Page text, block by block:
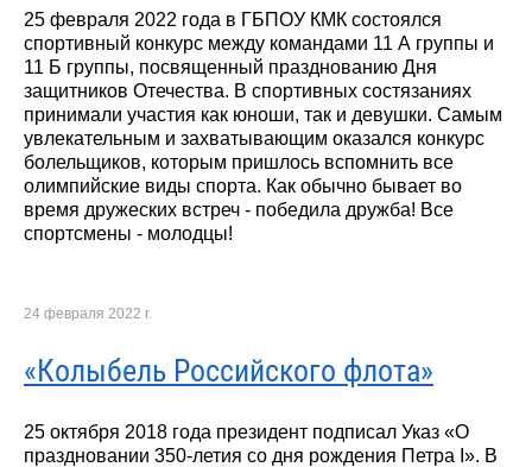
25 февраля 2022 года в ГБПОУ КМК состоялся
спортивный конкурс между командами 11 А группы и
11 Б группы, посвященный празднованию Дня
защитников Отечества. В спортивных состязаниях
принимали участия как юноши, так и девушки. Самым
увлекательным и захватывающим оказался конкурс
болельщиков, которым пришлось вспомнить все
олимпийские виды спорта. Как обычно бывает во
время дружеских встреч - победила дружба! Все
спортсмены - молодцы!
24 февраля 2022 г.
«Колыбель Российского флота»
25 октября 2018 года президент подписал Указ «О
праздновании 350-летия со дня рождения Петра I». В